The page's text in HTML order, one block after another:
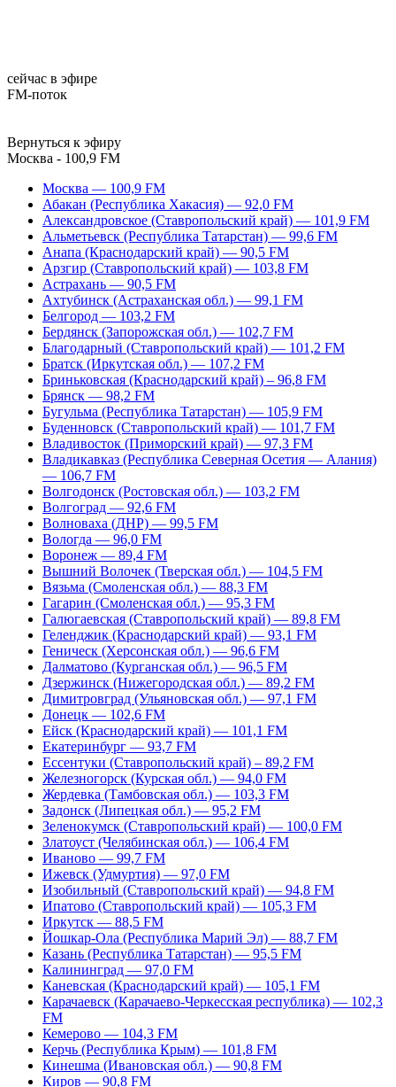
сейчас в эфире
FM-поток
Вернуться к эфиру
Москва - 100,9 FM
Москва — 100,9 FM
Абакан (Республика Хакасия) — 92,0 FM
Александровское (Ставропольский край) — 101,9 FM
Альметьевск (Республика Татарстан) — 99,6 FM
Анапа (Краснодарский край) — 90,5 FM
Арзгир (Ставропольский край) — 103,8 FM
Астрахань — 90,5 FM
Ахтубинск (Астраханская обл.) — 99,1 FM
Белгород — 103,2 FM
Бердянск (Запорожская обл.) — 102,7 FM
Благодарный (Ставропольский край) — 101,2 FM
Братск (Иркутская обл.) — 107,2 FM
Бриньковская (Краснодарский край) – 96,8 FM
Брянск — 98,2 FM
Бугульма (Республика Татарстан) — 105,9 FM
Буденновск (Ставропольский край) — 101,7 FM
Владивосток (Приморский край) — 97,3 FM
Владикавказ (Республика Северная Осетия — Алания)
— 106,7 FM
Волгодонск (Ростовская обл.) — 103,2 FM
Волгоград — 92,6 FM
Волноваха (ДНР) — 99,5 FM
Вологда — 96,0 FM
Воронеж — 89,4 FM
Вышний Волочек (Тверская обл.) — 104,5 FM
Вязьма (Смоленская обл.) — 88,3 FM
Гагарин (Смоленская обл.) — 95,3 FM
Галюгаевская (Ставропольский край) — 89,8 FM
Геленджик (Краснодарский край) — 93,1 FM
Геническ (Херсонская обл.) — 96,6 FM
Далматово (Курганская обл.) — 96,5 FM
Дзержинск (Нижегородская обл.) — 89,2 FM
Димитровград (Ульяновская обл.) — 97,1 FM
Донецк — 102,6 FM
Ейск (Краснодарский край) — 101,1 FM
Екатеринбург — 93,7 FM
Ессентуки (Ставропольский край) – 89,2 FM
Железногорск (Курская обл.) — 94,0 FM
Жердевка (Тамбовская обл.) — 103,3 FM
Задонск (Липецкая обл.) — 95,2 FM
Зеленокумск (Ставропольский край) — 100,0 FM
Златоуст (Челябинская обл.) — 106,4 FM
Иваново — 99,7 FM
Ижевск (Удмуртия) — 97,0 FM
Изобильный (Ставропольский край) — 94,8 FM
Ипатово (Ставропольский край) — 105,3 FM
Иркутск — 88,5 FM
Йошкар-Ола (Республика Марий Эл) — 88,7 FM
Казань (Республика Татарстан) — 95,5 FM
Калининград — 97,0 FM
Каневская (Краснодарский край) — 105,1 FM
Карачаевск (Карачаево-Черкесская республика) — 102,3
FM
Кемерово — 104,3 FM
Керчь (Республика Крым) — 101,8 FM
Кинешма (Ивановская обл.) — 90,8 FM
Киров — 90,8 FM